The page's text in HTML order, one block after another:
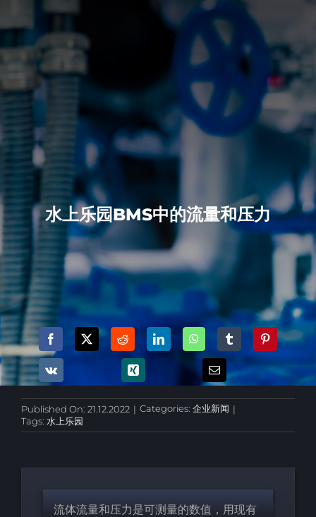
水上乐园BMS中的流量和压力
Published On: 21.12.2022 | Categories: 企业新闻 |
Tags: 水上乐园
流体流量和压力是可测量的数值，用现有